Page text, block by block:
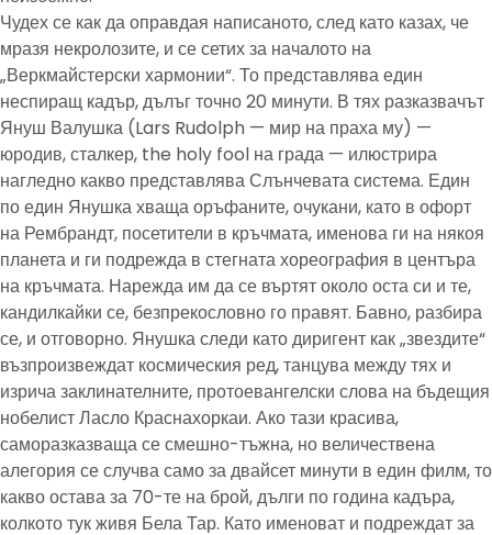
Чудех се как да оправдая написаното, след като казах, че
мразя некролозите, и се сетих за началото на
„Веркмайстерски хармонии“. То представлява един
неспиращ кадър, дълъг точно 20 минути. В тях разказвачът
Януш Валушка (Lars Rudolph — мир на праха му) —
юродив, сталкер, the holy fool на града — илюстрира
нагледно какво представлява Слънчевата система. Един
по един Янушка хваща оръфаните, очукани, като в офорт
на Рембрандт, посетители в кръчмата, именова ги на някоя
планета и ги подрежда в стегната хореография в центъра
на кръчмата. Нарежда им да се въртят около оста си и те,
кандилкайки се, безпрекословно го правят. Бавно, разбира
се, и отговорно. Янушка следи като диригент как „звездите“
възпроизвеждат космическия ред, танцува между тях и
изрича заклинателните, протоевангелски слова на бъдещия
нобелист Ласло Краснахоркаи. Ако тази красива,
саморазказваща се смешно-тъжна, но величествена
алегория се случва само за двайсет минути в един филм, то
какво остава за 70-те на брой, дълги по година кадъра,
колкото тук живя Бела Тар. Като именоват и подреждат за